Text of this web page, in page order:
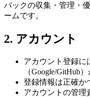
バックの収集・管理・
ームです。
2. アカウント
アカウント登録に
（Google/GitHub
登録情報は正確か
アカウントの管理